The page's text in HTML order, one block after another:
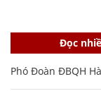
Đọc
Phó Đoàn ĐBQH